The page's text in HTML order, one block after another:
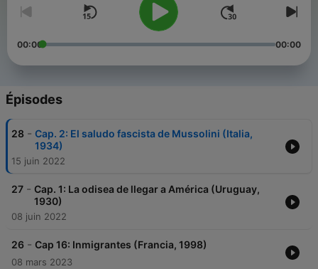
00:00 00:00
Épisodes
28 - Cap. 2: El saludo fascista de Mussolini (Italia,
1934)
15 juin 2022
27 - Cap. 1: La odisea de llegar a América (Uruguay,
1930)
08 juin 2022
26 - Cap 16: Inmigrantes (Francia, 1998)
08 mars 2023